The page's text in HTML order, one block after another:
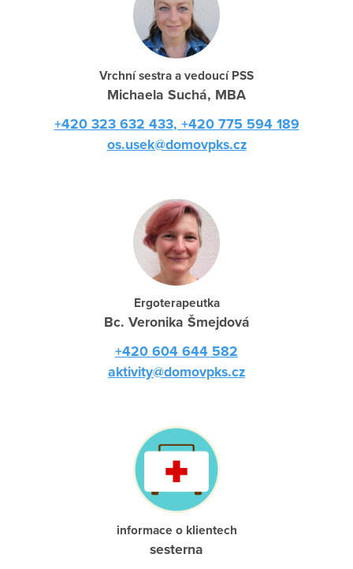
Vrchní sestra a vedoucí PSS
Michaela Suchá, MBA
+420 323 632 433, +420 775 594 189
os.usek@domovpks.cz
Ergoterapeutka
Bc. Veronika Šmejdová
+420 604 644 582
aktivity@domovpks.cz
informace o klientech
sesterna